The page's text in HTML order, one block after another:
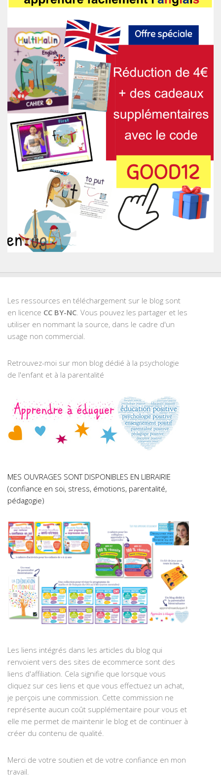
Les ressources en téléchargement sur le blog sont
en licence CC BY-NC. Vous pouvez les partager et les
utiliser en nommant la source, dans le cadre d'un
usage non commercial.
Retrouvez-moi sur mon blog dédié à la psychologie
de l'enfant et à la parentalité
MES OUVRAGES SONT DISPONIBLES EN LIBRAIRIE
(confiance en soi, stress, émotions, parentalité,
pédagogie)
Les liens intégrés dans les articles du blog qui
renvoient vers des sites de ecommerce sont des
liens d'affiliation. Cela signifie que lorsque vous
cliquez sur ces liens et que vous effectuez un achat,
je perçois une commission. Cette commission ne
représente aucun coût supplémentaire pour vous et
elle me permet de maintenir le blog et de continuer à
créer du contenu de qualité.
Merci de votre soutien et de votre confiance en mon
travail.